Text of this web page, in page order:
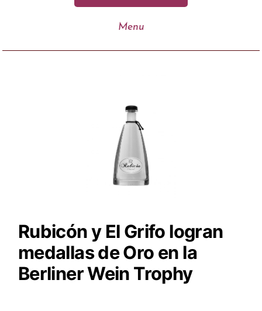
Rubicón y El Grifo logran
medallas de Oro en la
Berliner Wein Trophy